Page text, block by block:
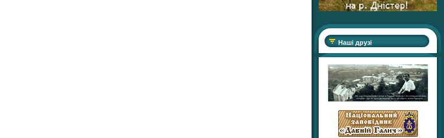
Наші друзі